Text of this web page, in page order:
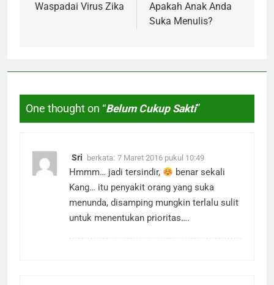
pos
Waspadai Virus Zika
Apakah Anak Anda
Suka Menulis?
One thought on “Belum Cukup Sakti”
Sri berkata: 7 Maret 2016 pukul 10:49
Hmmm… jadi tersindir,
benar sekali
Kang… itu penyakit orang yang suka
menunda, disamping mungkin terlalu sulit
untuk menentukan prioritas….